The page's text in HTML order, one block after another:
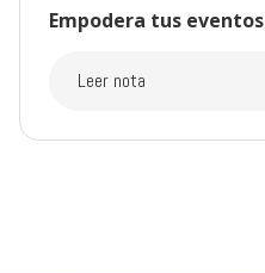
Empodera tus eventos
Leer nota